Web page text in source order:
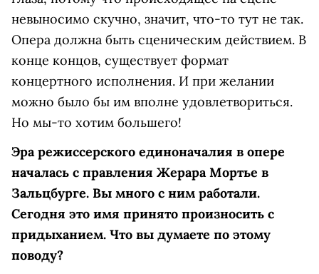
невыносимо скучно, значит, что-то тут не так.
Опера должна быть сценическим действием. В
конце концов, существует формат
концертного исполнения. И при желании
можно было бы им вполне удовлетвориться.
Но мы-то хотим большего!
Эра режиссерского единоначалия в опере
началась с правления Жерара Мортье в
Зальцбурге. Вы много с ним работали.
Сегодня это имя принято произносить с
придыханием. Что вы думаете по этому
поводу?